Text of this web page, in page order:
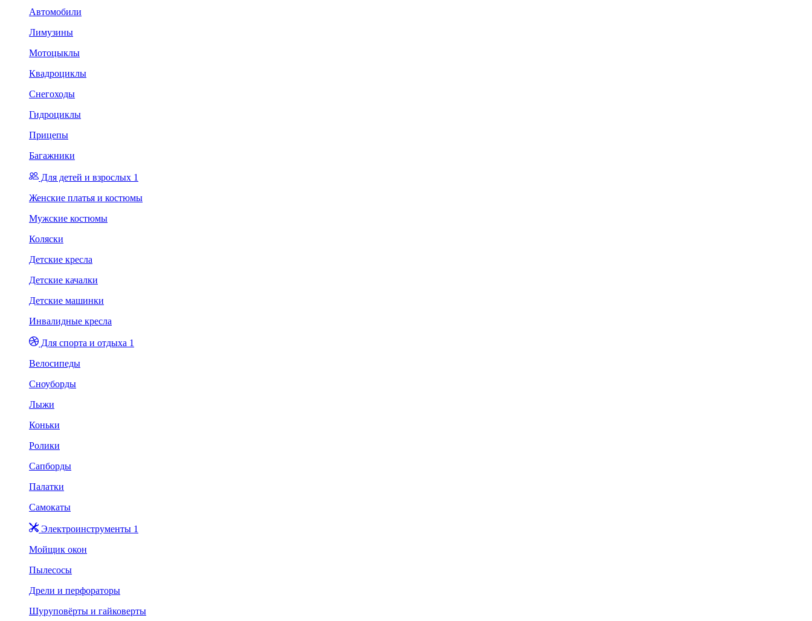
Автомобили
Лимузины
Мотоцыклы
Квадроциклы
Снегоходы
Гидроциклы
Прицепы
Багажники
Для детей и взрослых 1
Женские платья и костюмы
Мужские костюмы
Коляски
Детские кресла
Детские качалки
Детские машинки
Инвалидные кресла
Для спорта и отдыха 1
Велосипеды
Сноуборды
Лыжи
Коньки
Ролики
Сапборды
Палатки
Самокаты
Электроинструменты 1
Мойщик окон
Пылесосы
Дрели и перфораторы
Шуруповёрты и гайковерты